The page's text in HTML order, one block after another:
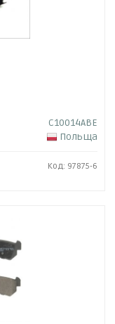
C10014ABE
Польща
Код: 97875-6